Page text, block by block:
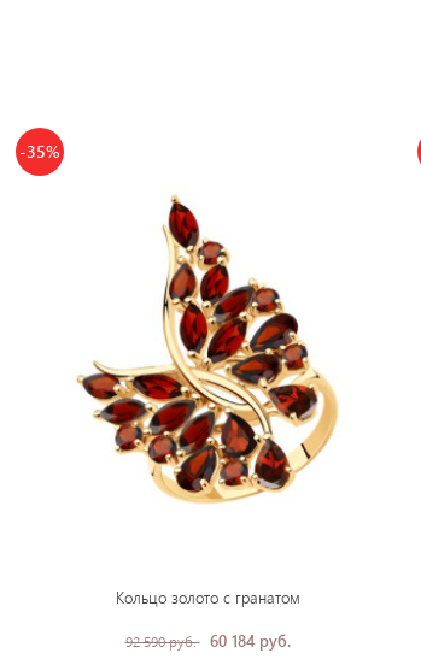
-35%
Кольцо золото с гранатом
92 590 руб. 60 184 руб.